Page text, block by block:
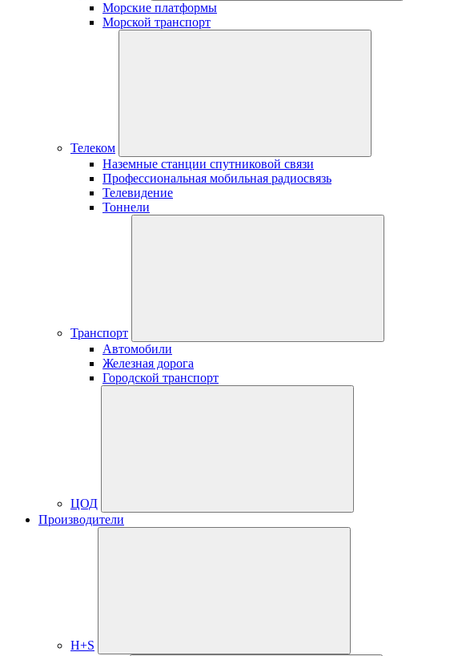
Морские платформы
Морской транспорт
Телеком
Наземные станции спутниковой связи
Профессиональная мобильная радиосвязь
Телевидение
Тоннели
Транспорт
Автомобили
Железная дорога
Городской транспорт
ЦОД
Производители
H+S